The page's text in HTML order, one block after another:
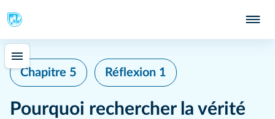
Chapitre 5 Réflexion 1
Pourquoi rechercher la vérité